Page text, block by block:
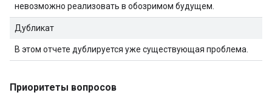
невозможно реализовать в обозримом будущем.
Дубликат
В этом отчете дублируется уже существующая проблема.
Приоритеты вопросов